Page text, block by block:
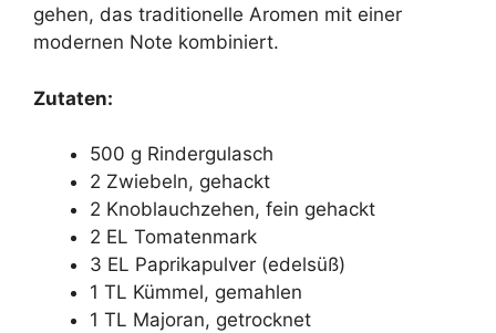
gehen, das traditionelle Aromen mit einer
modernen Note kombiniert.
Zutaten:
500 g Rindergulasch
2 Zwiebeln, gehackt
2 Knoblauchzehen, fein gehackt
2 EL Tomatenmark
3 EL Paprikapulver (edelsüß)
1 TL Kümmel, gemahlen
1 TL Majoran, getrocknet